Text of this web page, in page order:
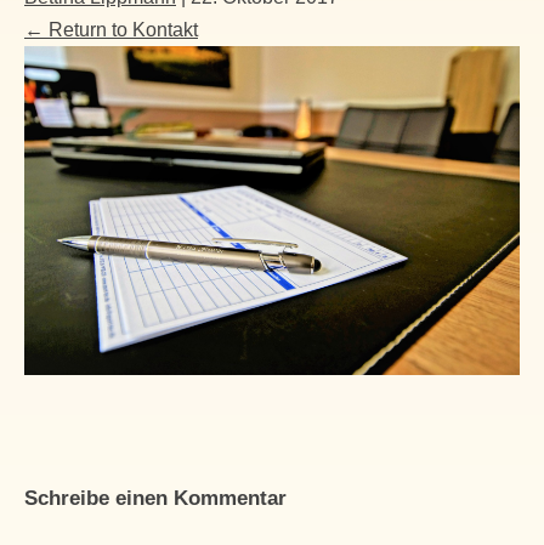
← Return to Kontakt
Schreibe einen Kommentar